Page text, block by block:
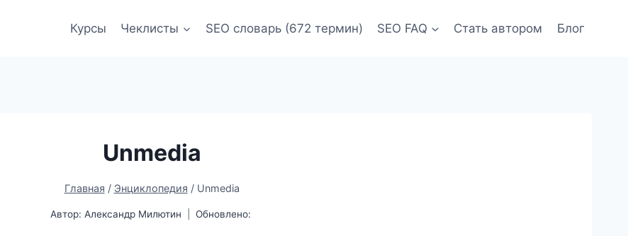
Курсы Чеклисты SEO словарь (672 термин) SEO FAQ Стать автором Блог
Unmedia
Главная / Энциклопедия / Unmedia
Автор: Александр Милютин Обновлено: